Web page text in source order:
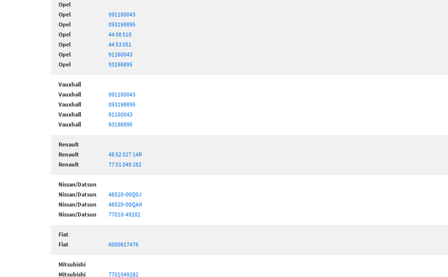
Opel
Opel
091160043
Opel
093198895
Opel
44 08 510
Opel
44 53 051
Opel
91160043
Opel
93198895
Vauxhall
Vauxhall
091160043
Vauxhall
093198895
Vauxhall
91160043
Vauxhall
93198895
Renault
Renault
48 52 027 14R
Renault
77 01 049 282
Nissan/Datsun
Nissan/Datsun
48520-00Q0J
Nissan/Datsun
48520-00QAK
Nissan/Datsun
77010-49282
Fiat
Fiat
6000617476
Mitsubishi
Mitsubishi
7701049282